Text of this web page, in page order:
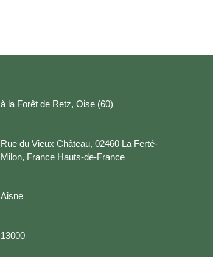
à la Forêt de Retz, Oise (60)
Rue du Vieux Château, 02460 La Ferté-
Milon, France Hauts-de-France
Aisne
13000